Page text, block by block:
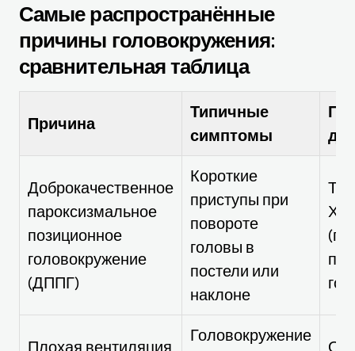
Самые распространённые
причины головокружения:
сравнительная таблица
Причина
Типичные
симптомы
Доброкачественное
пароксизмальное
позиционное
головокружение
(ДППГ)
Короткие
приступы при
повороте
головы в
постели или
наклоне
Плохая вентиляция
Головокружение